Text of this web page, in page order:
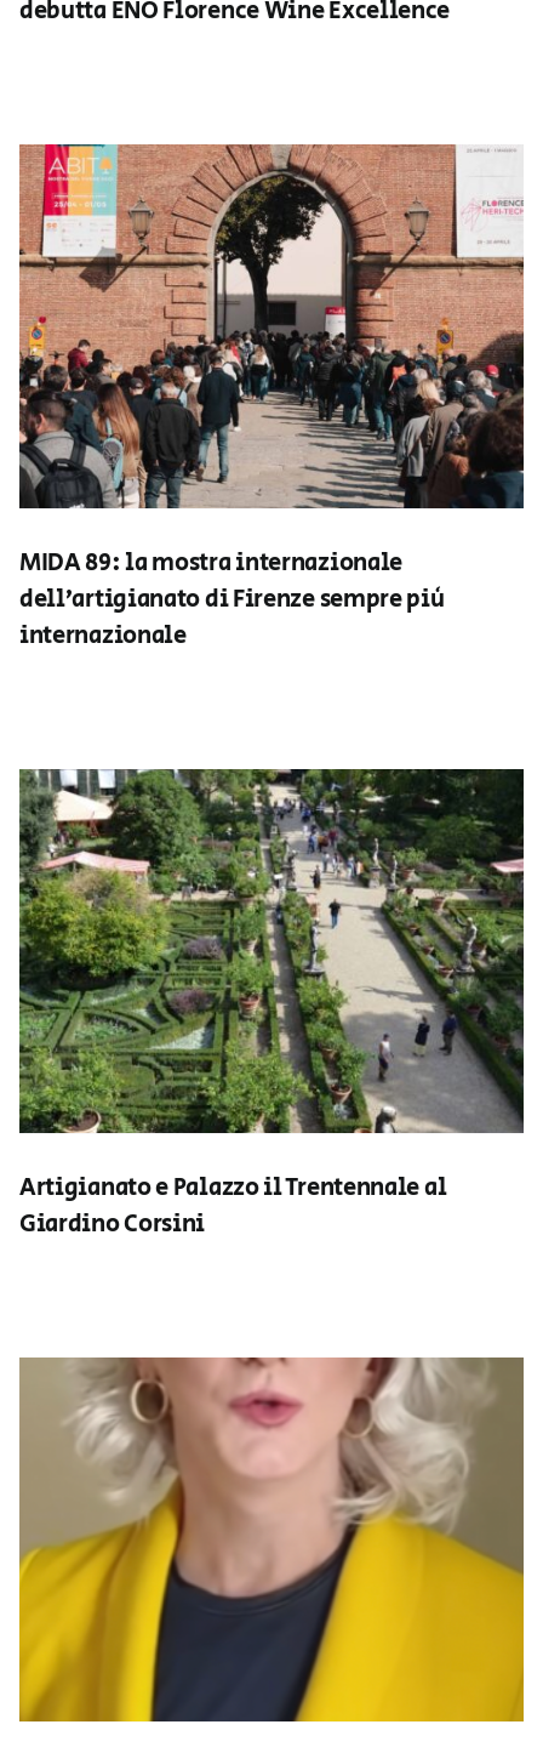
debutta ÈNO Florence Wine Excellence
MIDA 89: la mostra internazionale
dell’artigianato di Firenze sempre più
internazionale
Artigianato e Palazzo il Trentennale al
Giardino Corsini